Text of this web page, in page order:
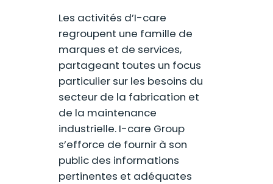
Les activités d’I-care
regroupent une famille de
marques et de services,
partageant toutes un focus
particulier sur les besoins du
secteur de la fabrication et
de la maintenance
industrielle. I-care Group
s’efforce de fournir à son
public des informations
pertinentes et adéquates